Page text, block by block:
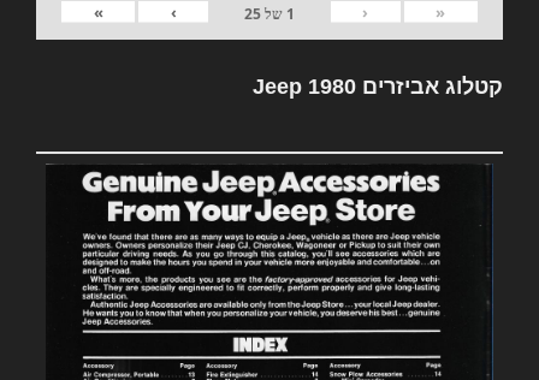
«
‹
1 של25
›
»
קטלוג אביזרים Jeep 1980